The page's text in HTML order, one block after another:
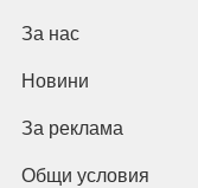
За нас
Новини
За реклама
Общи условия